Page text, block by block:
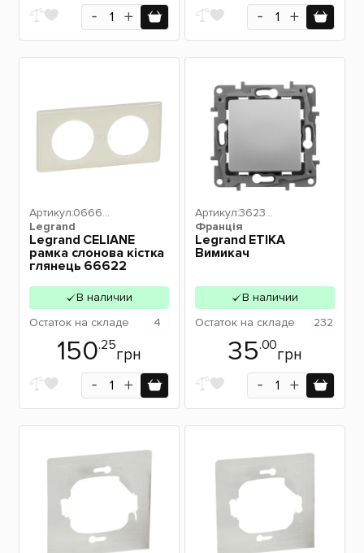
Legrand
Артикул:06662
2
Legrand CELIANE
рамка слонова кістка
глянець 66622
В наличии
Остаток на складе 4
150.25
грн
Франція
Артикул:36233
9
Legrand ETIKA
Вимикач
В наличии
Остаток на складе 232
35.00
грн